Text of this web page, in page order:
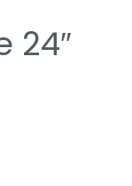
24″